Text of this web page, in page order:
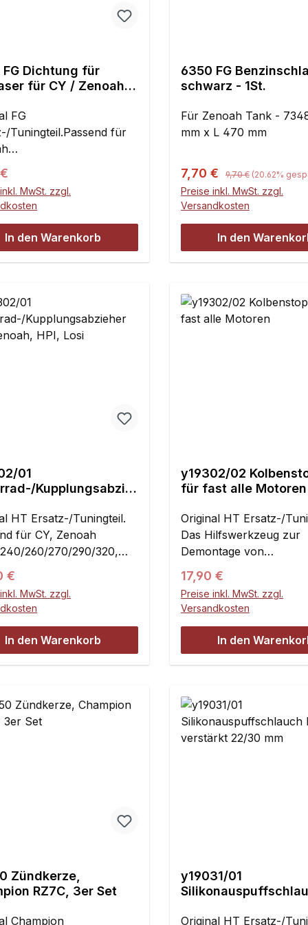
FG Dichtung für
für CY / Zenoah /
FG
Tuningteil.Passend für
G260/G270/G290/G
für?Hier klicken!Die
kann in vom Foto
Farbe erfolgen.
besteht unsererseits
da wir nicht der
sind.Hinweis: Es wird
ein Dichtmittel mit
Das erhöht die
und die Lebensdauer
Preis:
MwSt. zzgl.
In den Warenkorb
6350 FG
schwarz - 1St.
Für Zenoah Tank -
mm x L 470 mm
Verkaufspreis:
7,70 € Regulärer Preis:
9,70 € (20.62%
Preise inkl. MwSt. zzgl.
Versandkosten
In den
01
Kupplungsabzie
HT Ersatz-/Tuningteil.
für CY, Zenoah
260/270/290/320,
Losi Motoren.Kann
Demontage der
verwendet
Stück
Preis:
€
MwSt. zzgl.
In den Warenkorb
y19302/02
für fast alle Motoren
Original HT Ersatz-/
Das Hilfswerkzeug zur
Demontage von
Kupplungsbacken,
und vielen mehr.Passend
fürZenoah
G230/G240/G260/G270/
320Chung-Yang
MotorenLosi
Regulärer Preis:
17,90 €
Preise inkl. MwSt. zzgl.
Versandkosten
In den
Zündkerze,
RZ7C, 3er Set
Champion
y19031/01
Original HT Ersatz-/